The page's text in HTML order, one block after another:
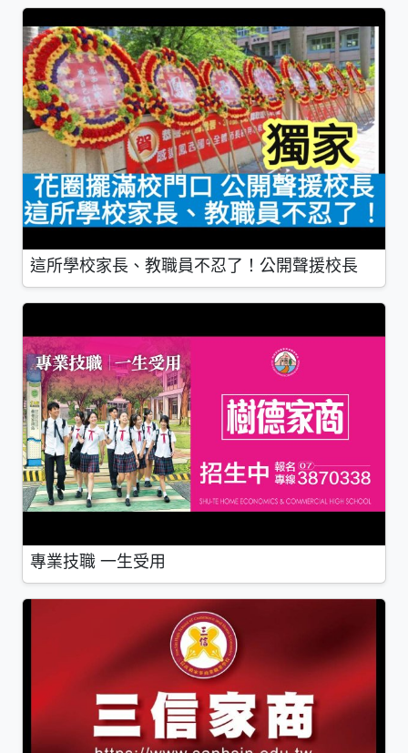
這所學校家長、教職員不忍了！公開聲援校長
專業技職 一生受用